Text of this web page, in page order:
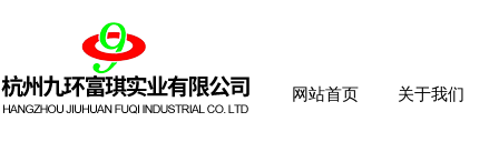
网站首页 关于我们